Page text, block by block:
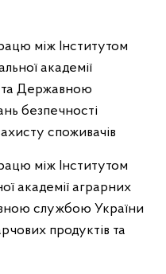
між Інститутом
академії
та Державною
безпечності
споживачів
між Інститутом
академії аграрних
службою України
продуктів та